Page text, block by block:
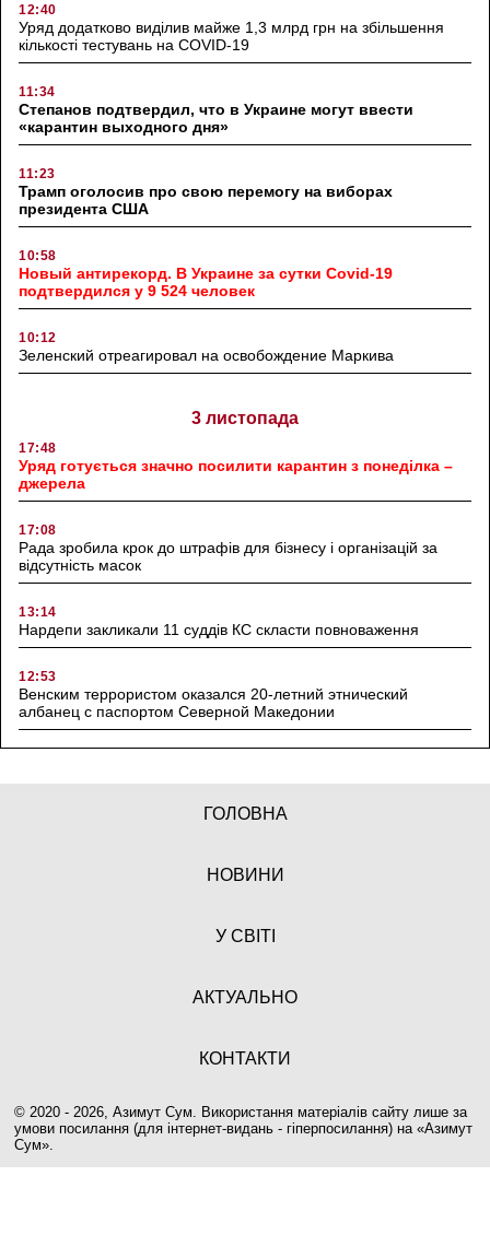
12:40
Уряд додатково виділив майже 1,3 млрд грн на збільшення
кількості тестувань на COVID-19
11:34
Степанов подтвердил, что в Украине могут ввести
«карантин выходного дня»
11:23
Трамп оголосив про свою перемогу на виборах
президента США
10:58
Новый антирекорд. В Украине за сутки Covid-19
подтвердился у 9 524 человек
10:12
Зеленский отреагировал на освобождение Маркива
3 листопада
17:48
Уряд готується значно посилити карантин з понеділка –
джерела
17:08
Рада зробила крок до штрафів для бізнесу і організацій за
відсутність масок
13:14
Нардепи закликали 11 суддів КС скласти повноваження
12:53
Венским террористом оказался 20-летний этнический
албанец с паспортом Северной Македонии
ГОЛОВНА
НОВИНИ
У СВІТІ
АКТУАЛЬНО
КОНТАКТИ
© 2020 - 2026, Азимут Сум. Використання матеріалів сайту лише за
умови посилання (для інтернет-видань - гіперпосилання) на «Азимут
Сум».